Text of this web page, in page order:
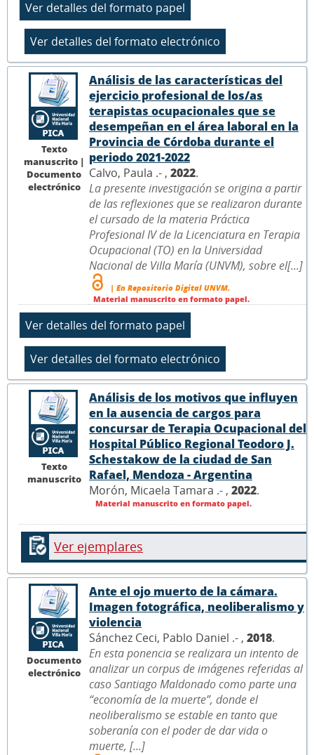
Texto
manuscrito |
Documento
electrónico
Análisis de las características del
ejercicio profesional de los/as
terapistas ocupacionales que se
desempeñan en el área laboral en la
Provincia de Córdoba durante el
periodo 2021-2022
Calvo, Paula .- , 2022.
La presente investigación se origina a partir
de las reflexiones que se realizaron durante
el cursado de la materia Práctica
Profesional IV de la Licenciatura en Terapia
Ocupacional (TO) en la Universidad
Nacional de Villa María (UNVM), sobre el[...]
| En Repositorio Digital UNVM.
Material manuscrito en formato papel.
Texto
manuscrito
Análisis de los motivos que influyen
en la ausencia de cargos para
concursar de Terapia Ocupacional del
Hospital Público Regional Teodoro J.
Schestakow de la ciudad de San
Rafael, Mendoza - Argentina
Morón, Micaela Tamara .- , 2022.
Material manuscrito en formato papel.
Ver ejemplares
Documento
electrónico
Ante el ojo muerto de la cámara.
Imagen fotográfica, neoliberalismo y
violencia
Sánchez Ceci, Pablo Daniel .- , 2018.
En esta ponencia se realizara un intento de
analizar un corpus de imágenes referidas al
caso Santiago Maldonado como parte una
“economía de la muerte”, donde el
neoliberalismo se estable en tanto que
soberanía con el poder de dar vida o
muerte, [...]